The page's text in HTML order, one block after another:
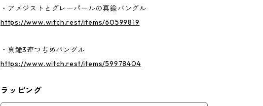
・アメジストとグレーパールの真鍮バングル
https://www.witch.rest/items/60599819
・真鍮3連つちめバングル
https://www.witch.rest/items/59978404
ラッピング